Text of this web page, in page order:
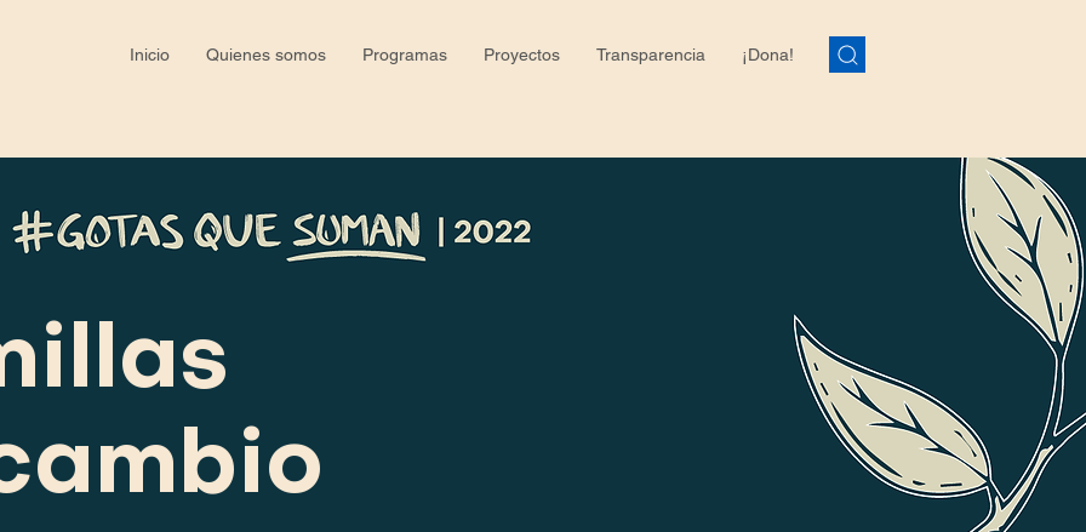
Inicio Quienes somos Programas Proyectos Transparencia ¡Dona!